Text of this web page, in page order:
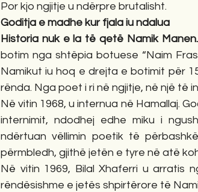
Por kjo ngjitje u ndërpre brutalisht.
Goditja e madhe kur fjala iu ndalua
Historia nuk e la të qetë Namik Manen.
botim nga shtëpia botuese “Naim
Namikut iu hoq e drejta e botimit për
rënda. Nga poet i ri në ngjitje, në një të
Në vitin 1968, u internua në Hamallaj.
internimit, ndodhej edhe miku i
ndërtuan vëllimin poetik të
përmbledh, gjithë jetën e tyre në atë
Në vitin 1969, Bilal Xhaferri u arratis
rëndësishme e jetës shpirtërore të